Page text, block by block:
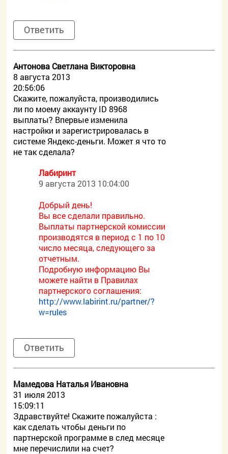
Ответить
Антонова Светлана Викторовна
8 августа 2013
20:56:06
Скажите, пожалуйста, производились
ли по моему аккаунту ID 8968
выплаты? Впервые изменила
настройки и зарегистрировалась в
системе Яндекс-деньги. Может я что то
не так сделала?
Лабиринт
9 августа 2013 10:04:00
Добрый день!
Вы все сделали правильно.
Выплаты партнерской комиссии
производятся в период с 1 по 10
число месяца, следующего за
отчетным.
Подробную информацию Вы
можете найти в Правилах
партнерского соглашения:
http://www.labirint.ru/partner/?
w=rules
Ответить
Мамедова Наталья Ивановна
31 июля 2013
15:09:11
Здравствуйте! Скажите пожалуйста :
как сделать чтобы деньги по
партнерской программе в след месяце
мне перечислили на счет?